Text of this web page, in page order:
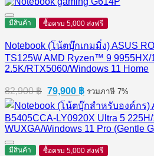
มีสินค้า ซื้อครบ 5,000 ส่งฟรี
Notebook (โน้ตบุ๊กเกมมิ่ง) ASUS
TS125W AMD Ryzen™ 9 9955HX/
2.5K/RTX5060/Windows 11 Home
82,900฿ Original
price
was:
82,900 ฿.
79,900 ฿Current
price
is:
79,900 ฿.
รวมภาษี 7%
มีสินค้า ซื้อครบ 5,000 ส่งฟรี